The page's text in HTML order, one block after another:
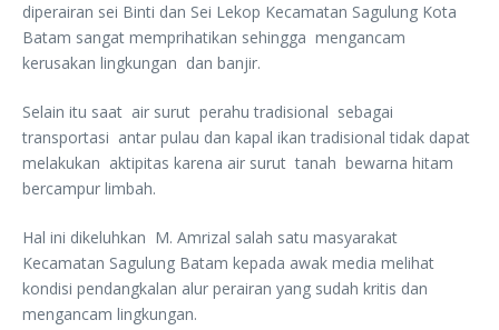
diperairan sei Binti dan Sei Lekop Kecamatan Sagulung Kota
Batam sangat memprihatikan sehingga mengancam
kerusakan lingkungan dan banjir.
Selain itu saat air surut perahu tradisional sebagai
transportasi antar pulau dan kapal ikan tradisional tidak dapat
melakukan aktipitas karena air surut tanah bewarna hitam
bercampur limbah.
Hal ini dikeluhkan M. Amrizal salah satu masyarakat
Kecamatan Sagulung Batam kepada awak media melihat
kondisi pendangkalan alur perairan yang sudah kritis dan
mengancam lingkungan.